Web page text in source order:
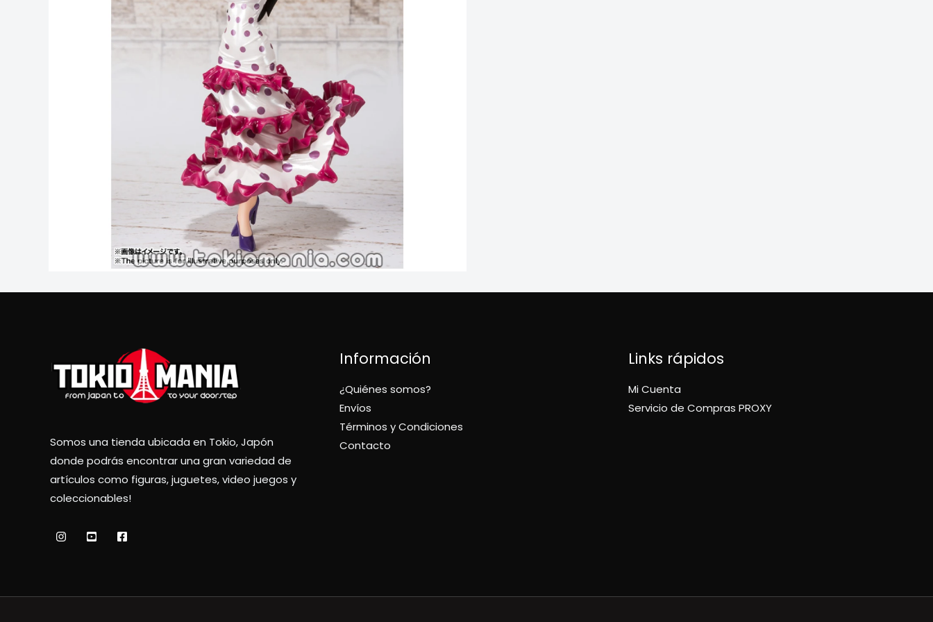
Somos una tienda ubicada en Tokio, Japón
donde podrás encontrar una gran variedad de
artículos como figuras, juguetes, video juegos y
coleccionables!
Información
¿Quiénes somos?
Envíos
Términos y Condiciones
Contacto
Links rápidos
Mi Cuenta
Servicio de Compras PROXY